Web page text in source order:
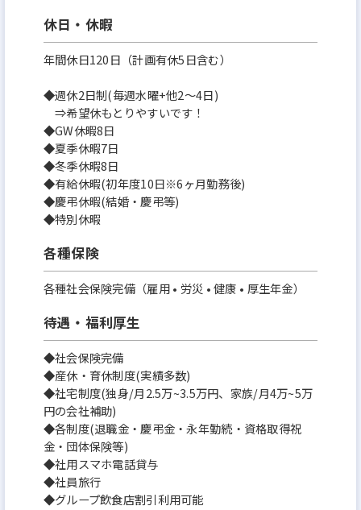
休日・休暇
年間休日120日（計画有休5日含む）
◆週休2日制(毎週水曜+他2～4日)
⇒希望休もとりやすいです！
◆GW休暇8日
◆夏季休暇7日
◆冬季休暇8日
◆有給休暇(初年度10日※6ヶ月勤務後)
◆慶弔休暇(結婚・慶弔等)
◆特別休暇
各種保険
各種社会保険完備（雇用 • 労災 • 健康 • 厚生年金）
待遇・福利厚生
◆社会保険完備
◆産休・育休制度(実績多数)
◆社宅制度(独身/月2.5万~3.5万円、家族/月4万~5万
円の会社補助)
◆各制度(退職金・慶弔金・永年勤続・資格取得祝
金・団体保険等)
◆社用スマホ電話貸与
◆社員旅行
◆グループ飲食店割引利用可能